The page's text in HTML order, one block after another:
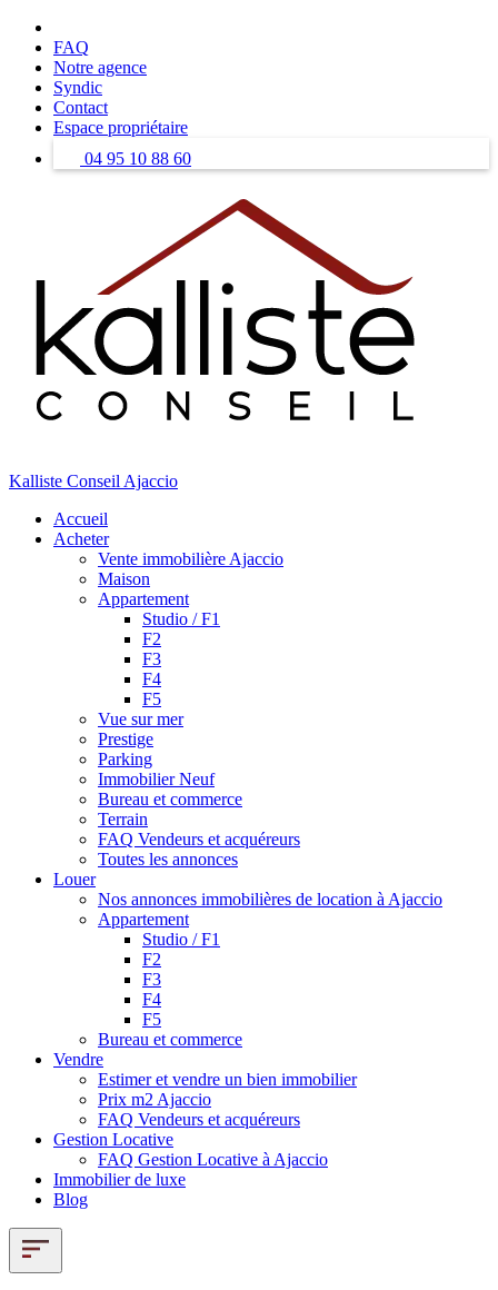
Skip
content
FAQ
Notre agence
Syndic
Contact
Espace propriétaire
04 95 10 88 60
Kalliste Conseil Ajaccio
Accueil
Acheter
Vente immobilière Ajaccio
Maison
Appartement
Studio / F1
F2
F3
F4
F5
Vue sur mer
Prestige
Parking
Immobilier Neuf
Bureau et commerce
Terrain
FAQ Vendeurs et acquéreurs
Toutes les annonces
Louer
Nos annonces immobilières de location à Ajaccio
Appartement
Studio / F1
F2
F3
F4
F5
Bureau et commerce
Vendre
Estimer et vendre un bien immobilier
Prix m2 Ajaccio
FAQ Vendeurs et acquéreurs
Gestion Locative
FAQ Gestion Locative à Ajaccio
Immobilier de luxe
Blog